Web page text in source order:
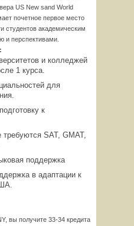
US New sand World
почетное первое место
студентов академическим
и перспективами.
и колледжей
1 курса.
для
к
SAT, GMAT,
поддержка
в адаптации к
вы получите 33-34 кредита